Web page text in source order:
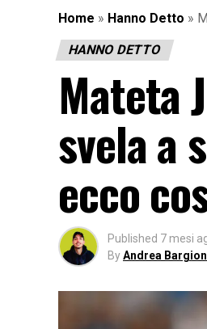
Home » Hanno Detto »
HANNO DETTO
Mateta
svela a
ecco
Published 7 mesi
ByAndrea